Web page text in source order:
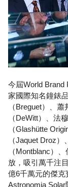
今屆World Brand
家國際知名鐘錶
（Breguet）、
（DeWitt）、法
（Glashütte
（Jaquet Droz
（Montblanc）
放，吸引萬千注
億6千萬元的傑克
Astronomia